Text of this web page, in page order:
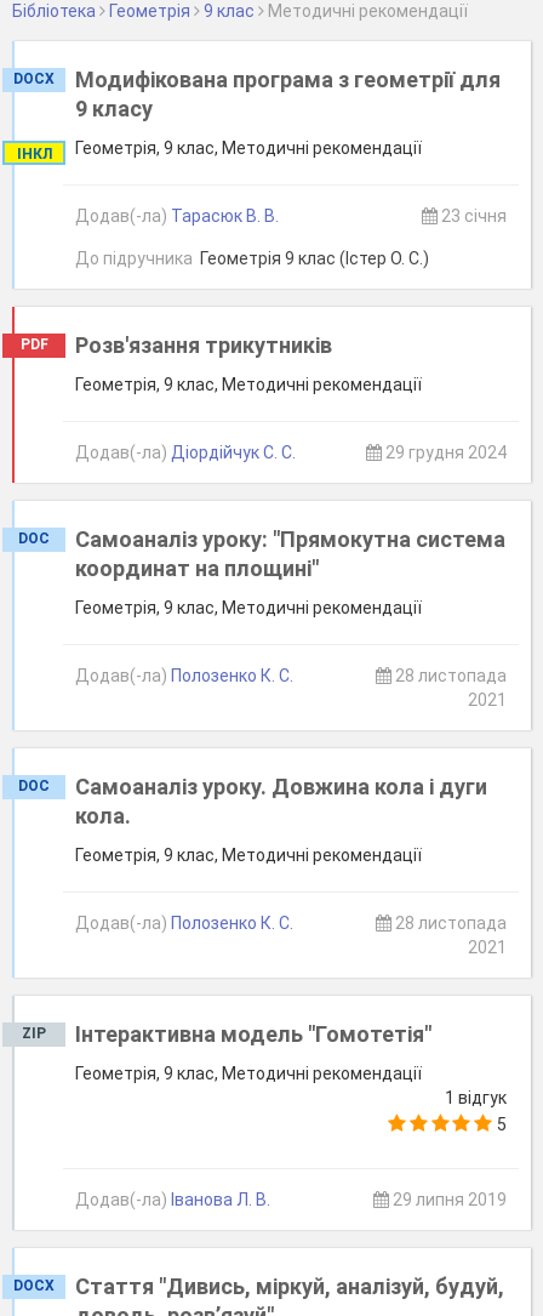
Бібліотека Геометрія 9 клас Методичні рекомендації
DOCX
ІНКЛ
Модифікована програма з геометрії для
9 класу
Геометрія, 9 клас, Методичні рекомендації
Додав(-ла) Тарасюк В. В. 23 січня
До підручника Геометрія 9 клас (Істер О. С.)
PDF Розв'язання трикутників
Геометрія, 9 клас, Методичні рекомендації
Додав(-ла) Діордійчук С. С. 29 грудня 2024
DOC
Самоаналіз уроку: "Прямокутна система
координат на площині"
Геометрія, 9 клас, Методичні рекомендації
Додав(-ла) Полозенко К. С.
28 листопада
2021
DOC
Самоаналіз уроку. Довжина кола і дуги
кола.
Геометрія, 9 клас, Методичні рекомендації
Додав(-ла) Полозенко К. С.
28 листопада
2021
ZIP Інтерактивна модель "Гомотетія"
Геометрія, 9 клас, Методичні рекомендації
1 відгук
5
Додав(-ла) Іванова Л. В. 29 липня 2019
DOCX
Стаття "Дивись, міркуй, аналізуй, будуй,